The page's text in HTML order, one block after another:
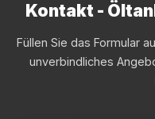
Kontakt -
Füllen Sie das Formular
unverbindliches